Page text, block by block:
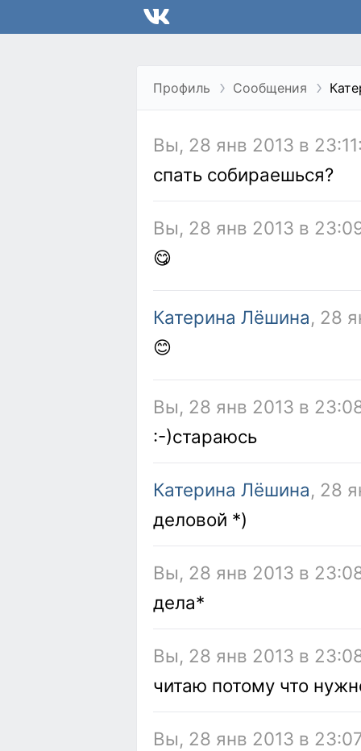
Профиль Сообщения
Вы, 28 янв 2013 в
спать собираешься?
Вы, 28 янв 2013 в
😋
Катерина Лёшина, 28
😊
Вы, 28 янв 2013 в
:-)стараюсь
Катерина Лёшина, 28
деловой *)
Вы, 28 янв 2013 в
дела*
Вы, 28 янв 2013 в
читаю потому что
Вы, 28 янв 2013 в